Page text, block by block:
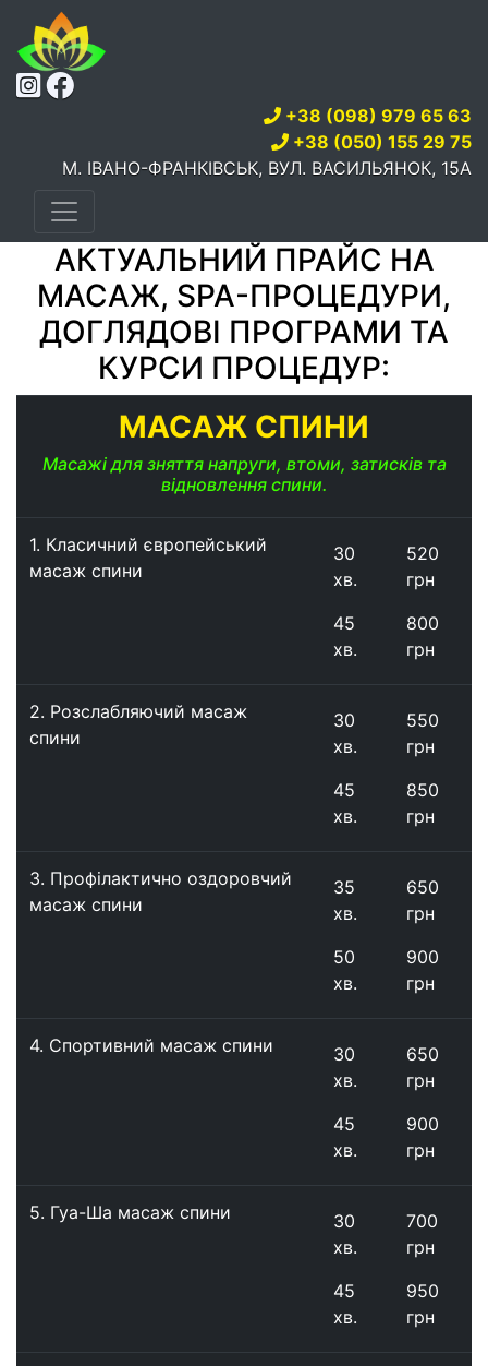
+38 (098) 979 65 63
+38 (050) 155 29 75
М. ІВАНО-ФРАНКІВСЬК, ВУЛ. ВАСИЛЬЯНОК, 15А
АКТУАЛЬНИЙ ПРАЙС НА
МАСАЖ, SPA-ПРОЦЕДУРИ,
ДОГЛЯДОВІ ПРОГРАМИ ТА
КУРСИ ПРОЦЕДУР:
МАСАЖ СПИНИ
Масажі для зняття напруги, втоми, затисків та
відновлення спини.
1. Класичний європейський
масаж спини
30
хв.
45
хв.
520
грн
800
грн
2. Розслабляючий масаж
спини
30
хв.
45
хв.
550
грн
850
грн
3. Профілактично оздоровчий
масаж спини
35
хв.
50
хв.
650
грн
900
грн
4. Спортивний масаж спини
30
хв.
45
хв.
650
грн
900
грн
5. Гуа-Ша масаж спини
30
хв.
45
хв.
700
грн
950
грн